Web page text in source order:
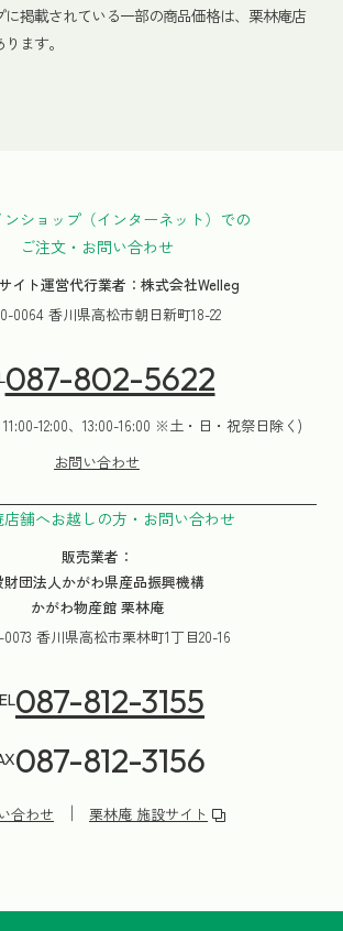
に掲載されている一部の商品価格は、栗林庵店
ます。
ンショップ（インターネット）での
ご注文・お問い合わせ
イト運営代行業者：株式会社Welleg
0064 香川県高松市朝日新町18-22
087-802-5622
12:00、13:00-16:00 ※土・日・祝祭日除く)
お問い合わせ
舗へお越しの方・お問い合わせ
販売業者：
財団法人かがわ県産品振興機構
かがわ物産館 栗林庵
0073 香川県高松市栗林町1丁目20-16
087-812-3155
087-812-3156
合わせ 栗林庵 施設サイト